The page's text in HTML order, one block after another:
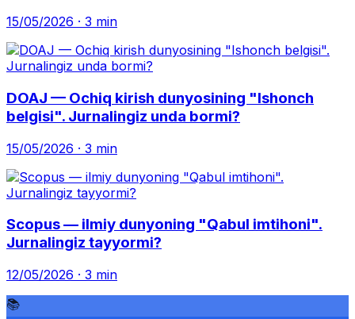
15/05/2026 · 3 min
DOAJ — Ochiq kirish dunyosining "Ishonch
belgisi". Jurnalingiz unda bormi?
15/05/2026 · 3 min
Scopus — ilmiy dunyoning "Qabul imtihoni".
Jurnalingiz tayyor­mi?
12/05/2026 · 3 min
📚